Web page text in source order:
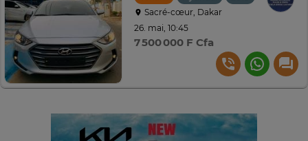
Sacré-cœur, Dakar
26. mai, 10:45
7 500 000 F Cfa